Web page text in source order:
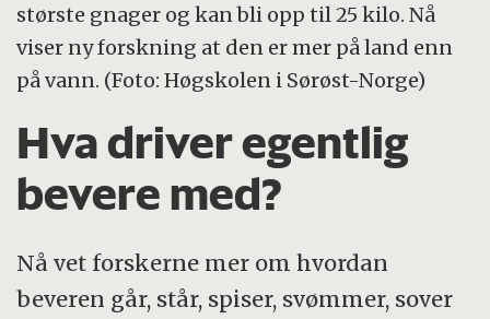
største gnager og kan bli opp til 25 kilo. Nå
viser ny forskning at den er mer på land enn
på vann. (Foto: Høgskolen i Sørøst-Norge)
Hva driver egentlig
bevere med?
Nå vet forskerne mer om hvordan
beveren går, står, spiser, svømmer, sover